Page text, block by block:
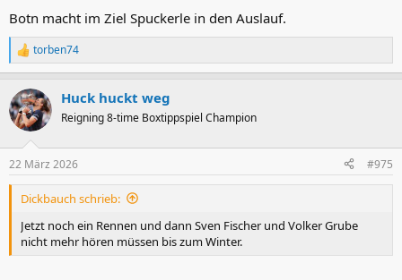
:
Botn macht im Ziel Spuckerle in den Auslauf.
R
e
k
t
i
e
n
torben74
Huck huckt weg
Reigning 8-time Boxtippspiel Champion
22 März 2026 #975
Dickbauch schrieb:
Jetzt noch ein Rennen und dann Sven Fischer und Volker Grube
nicht mehr hören müssen bis zum Winter.